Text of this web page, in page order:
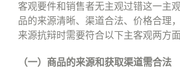
客观要件和销售者无主观过错这一主
品的来源清晰、渠道合法、价格合理
来源抗辩时需要符合以下主客观两方面
（一）商品的来源和获取渠道需合法